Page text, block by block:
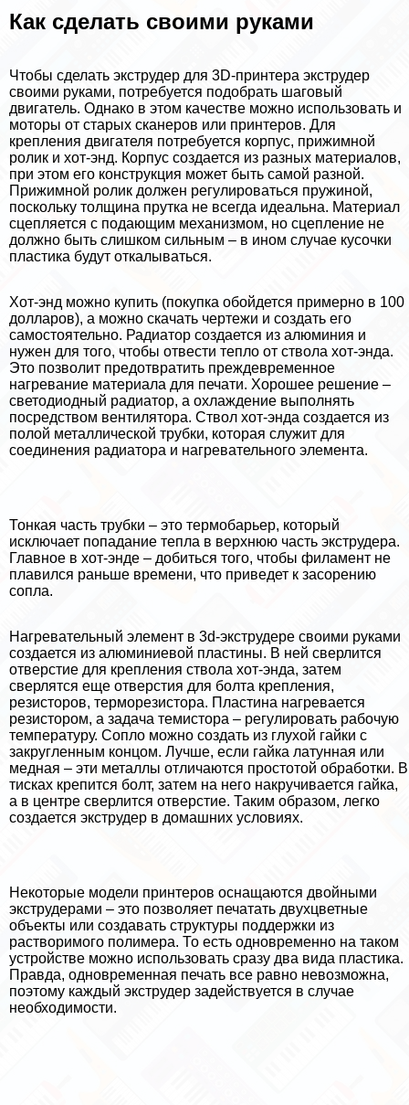
Как сделать своими руками
Чтобы сделать экструдер для 3D-принтера экструдер
своими руками, потребуется подобрать шаговый
двигатель. Однако в этом качестве можно использовать и
моторы от старых сканеров или принтеров. Для
крепления двигателя потребуется корпус, прижимной
ролик и хот-энд. Корпус создается из разных материалов,
при этом его конструкция может быть самой разной.
Прижимной ролик должен регулироваться пружиной,
поскольку толщина прутка не всегда идеальна. Материал
сцепляется с подающим механизмом, но сцепление не
должно быть слишком сильным – в ином случае кусочки
пластика будут откалываться.
Хот-энд можно купить (покупка обойдется примерно в 100
долларов), а можно скачать чертежи и создать его
самостоятельно. Радиатор создается из алюминия и
нужен для того, чтобы отвести тепло от ствола хот-энда.
Это позволит предотвратить преждевременное
нагревание материала для печати. Хорошее решение –
светодиодный радиатор, а охлаждение выполнять
посредством вентилятора. Ствол хот-энда создается из
полой металлической трубки, которая служит для
соединения радиатора и нагревательного элемента.
Тонкая часть трубки – это термобарьер, который
исключает попадание тепла в верхнюю часть экструдера.
Главное в хот-энде – добиться того, чтобы филамент не
плавился раньше времени, что приведет к засорению
сопла.
Нагревательный элемент в 3d-экструдере своими руками
создается из алюминиевой пластины. В ней сверлится
отверстие для крепления ствола хот-энда, затем
сверлятся еще отверстия для болта крепления,
резисторов, терморезистора. Пластина нагревается
резистором, а задача темистора – регулировать рабочую
температуру. Сопло можно создать из глухой гайки с
закругленным концом. Лучше, если гайка латунная или
медная – эти металлы отличаются простотой обработки. В
тисках крепится болт, затем на него накручивается гайка,
а в центре сверлится отверстие. Таким образом, легко
создается экструдер в домашних условиях.
Некоторые модели принтеров оснащаются двойными
экструдерами – это позволяет печатать двухцветные
объекты или создавать структуры поддержки из
растворимого полимера. То есть одновременно на таком
устройстве можно использовать сразу два вида пластика.
Правда, одновременная печать все равно невозможна,
поэтому каждый экструдер задействуется в случае
необходимости.